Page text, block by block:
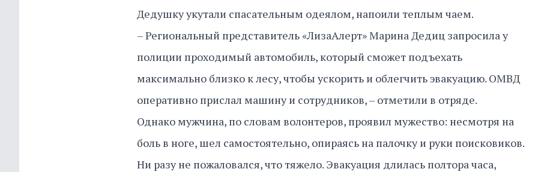
Дедушку укутали спасательным одеялом, напоили теплым чаем.
– Региональный представитель «ЛизаАлерт» Марина Дедиц запросила у
полиции проходимый автомобиль, который сможет подъехать
максимально близко к лесу, чтобы ускорить и облегчить эвакуацию. ОМВД
оперативно прислал машину и сотрудников, – отметили в отряде.
Однако мужчина, по словам волонтеров, проявил мужество: несмотря на
боль в ноге, шел самостоятельно, опираясь на палочку и руки поисковиков.
Ни разу не пожаловался, что тяжело. Эвакуация длилась полтора часа,